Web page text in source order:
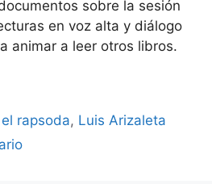
sobre la sesión
en voz alta y diálogo
animar a leer otros libros.
el rapsoda, Luis Arizaleta